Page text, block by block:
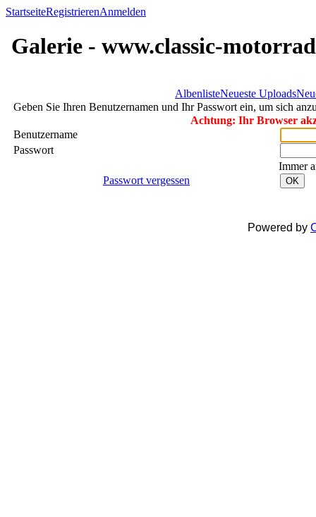
StartseiteRegistrierenAnmelden
Galerie - www.classic-
AlbenlisteNeueste Uploads
Geben Sie Ihren Benutzernamen und Ihr Passwort ein, um sich
Achtung: Ihr Browser
Benutzername
Passwort
Immer
Passwort vergessen
OK
Powered by